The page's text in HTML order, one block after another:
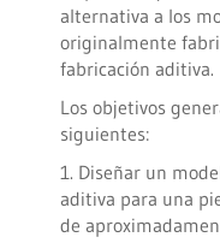
alternativa a los
originalmente
fabricación aditiva.
Los objetivos
siguientes:
1. Diseñar un
aditiva para una
de